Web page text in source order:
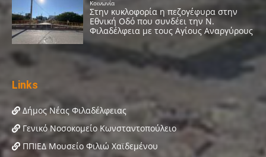
Links
Δήμος Νέας Φιλαδέλφειας
Γενικό Νοσοκομείο Κωνσταντοπούλειο
ΠΠΙΕΔ Μουσείο Φιλιώ Χαϊδεμένου